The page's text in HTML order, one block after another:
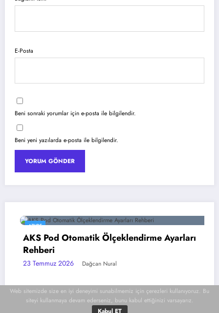
E-Posta
Beni sonraki yorumlar için e-posta ile bilgilendir.
Beni yeni yazılarda e-posta ile bilgilendir.
AZURE
AKS Pod Otomatik Ölçeklendirme Ayarları
Rehberi
23 Temmuz 2026 Dağcan Nural
Web sitemizde size en iyi deneyimi sunabilmemiz için çerezleri kullanıyoruz. Bu
siteyi kullanmaya devam ederseniz, bunu kabul ettiğinizi varsayarız.
Kabul ET